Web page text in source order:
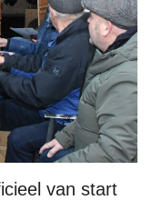
van start